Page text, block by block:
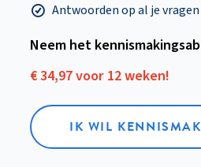
Antwoorden op al je
Neem het
€ 34,97 voor 12 weken!
IK WIL